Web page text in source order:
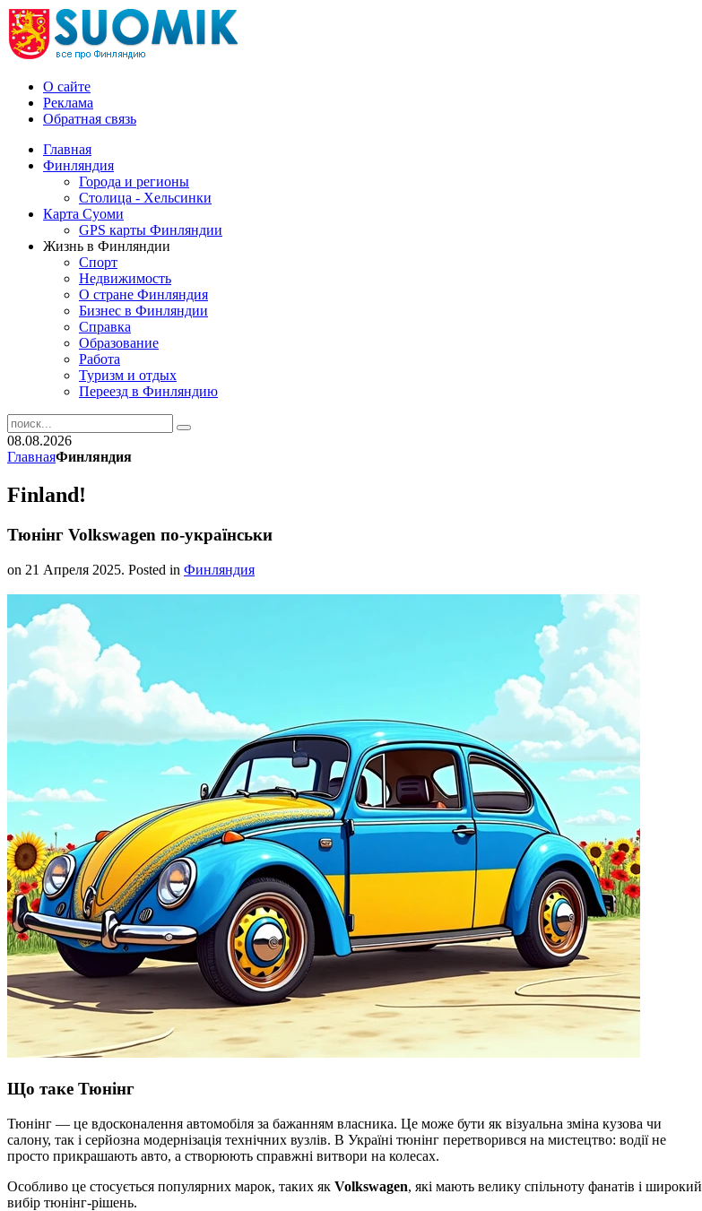
О сайте
Реклама
Обратная связь
Главная
Финляндия
Города и регионы
Столица - Хельсинки
Карта Суоми
GPS карты Финляндии
Жизнь в Финляндии
Спорт
Недвижимость
О стране Финляндия
Бизнес в Финляндии
Справка
Образование
Работа
Туризм и отдых
Переезд в Финляндию
08.08.2026
ГлавнаяФинляндия
Finland!
Тюнінг Volkswagen по-українськи
on 21 Апреля 2025. Posted in Финляндия
Що таке Тюнінг
Тюнінг — це вдосконалення автомобіля за бажанням власника. Це може бути як візуальна зміна кузова чи
салону, так і серйозна модернізація технічних вузлів. В Україні тюнінг перетворився на мистецтво: водії не
просто прикрашають авто, а створюють справжні витвори на колесах.
Особливо це стосується популярних марок, таких як Volkswagen, які мають велику спільноту фанатів і широкий
вибір тюнінг-рішень.